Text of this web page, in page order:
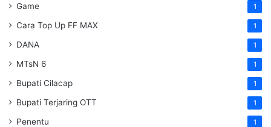
Game 1
Cara Top Up FF MAX 1
DANA 1
MTsN 6 1
Bupati Cilacap 1
Bupati Terjaring OTT 1
Penentu 1